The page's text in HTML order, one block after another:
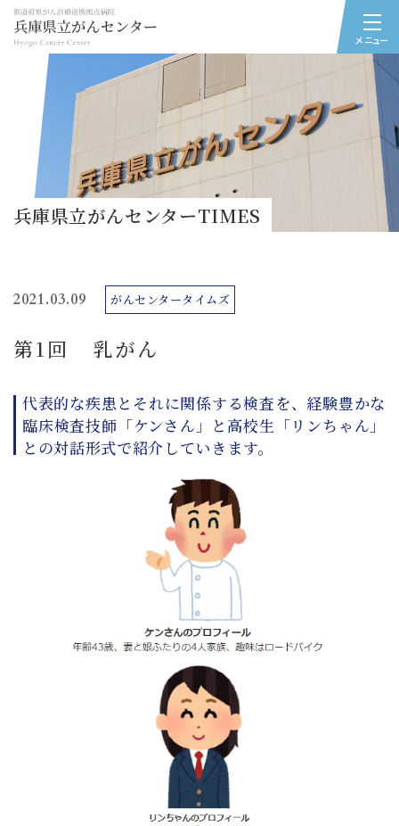
メニュー
兵庫県立がんセンターTIMES
2021.03.09 がんセンタータイムズ
第1回 乳がん
代表的な疾患とそれに関係する検査を、経験豊かな
臨床検査技師「ケンさん」と高校生「リンちゃん」
との対話形式で紹介していきます。